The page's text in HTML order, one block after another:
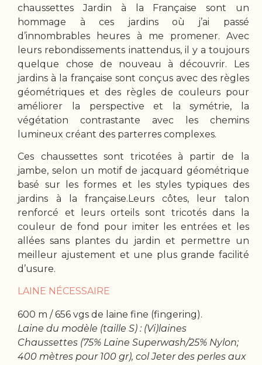
chaussettes Jardin à la Française sont un
hommage à ces jardins où j’ai passé
d’innombrables heures à me promener. Avec
leurs rebondissements inattendus, il y a toujours
quelque chose de nouveau à découvrir. Les
jardins à la française sont conçus avec des règles
géométriques et des règles de couleurs pour
améliorer la perspective et la symétrie, la
végétation contrastante avec les chemins
lumineux créant des parterres complexes.
Ces chaussettes sont tricotées à partir de la
jambe, selon un motif de jacquard géométrique
basé sur les formes et les styles typiques des
jardins à la française.Leurs côtes, leur talon
renforcé et leurs orteils sont tricotés dans la
couleur de fond pour imiter les entrées et les
allées sans plantes du jardin et permettre un
meilleur ajustement et une plus grande facilité
d’usure.
LAINE NÉCESSAIRE
600 m / 656 vgs de laine fine (fingering).
Laine du modèle (taille S) : (Vi)laines
Chaussettes (75% Laine Superwash/25% Nylon;
400 mètres pour 100 gr), col Jeter des perles aux